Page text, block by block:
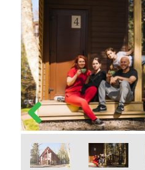
Previous